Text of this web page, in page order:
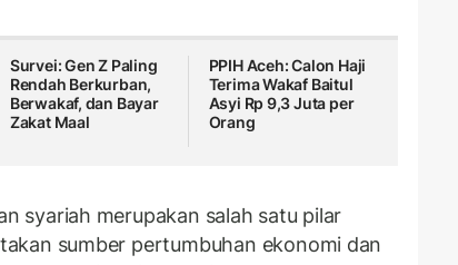
Survei: Gen Z Paling
Rendah Berkurban,
Berwakaf, dan Bayar
Zakat Maal
PPIH Aceh: Calon Haji
Terima Wakaf Baitul
Asyi Rp 9,3 Juta per
Orang
syariah merupakan salah satu pilar
sumber pertumbuhan ekonomi dan